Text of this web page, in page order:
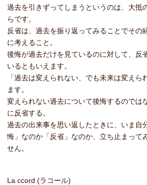
過去を引きずってしまうというのは、大抵
らです。
反省は、過去を振り返ってみることでその
に考えること。
後悔が過去だけを見ているのに対して、反
いるともいえます。
「過去は変えられない、でも未来は変えら
ます。
変えられない過去について後悔するのでは
に反省する。
過去の出来事を思い返したときに、いま自
悔」なのか「反省」なのか、立ち止まって
せん。
La ccord (ラコール)